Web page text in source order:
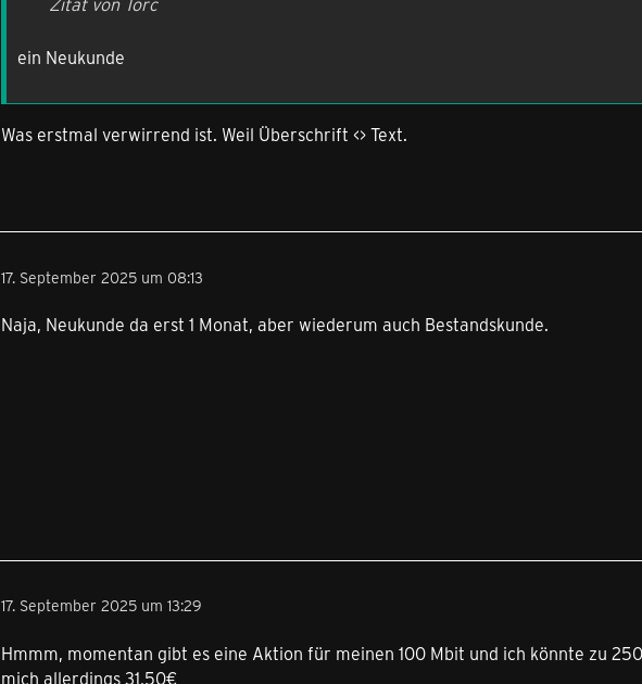
ein Neukunde
Was erstmal verwirrend ist. Weil Überschrift <> Text.
17. September 2025 um 08:13
Naja, Neukunde da erst 1 Monat, aber wiederum auch Bestandskunde.
17. September 2025 um 13:29
Hmmm, momentan gibt es eine Aktion für meinen 100 Mbit und ich könnte zu
mich allerdings 31,50€